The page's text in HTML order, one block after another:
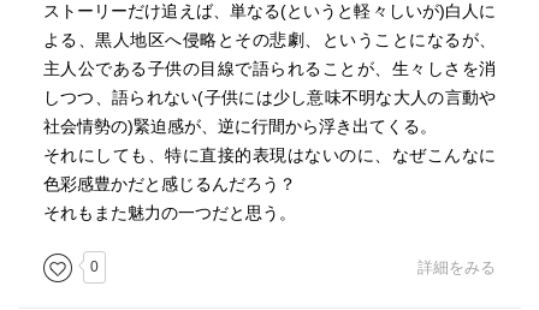
た。足の親指の上を小さな黒アリたちが這っていた。アリ
は自分たちが何をしていて、どこへ行こうとしているかよ
く知っているようだった。自分たちがただのアリだとは知
らずに。
（ｐ２２５）
この事件後、マティルダは半ば無意識に洪水の川に流され
て、流木に掴まる。その流木を「大いなる遺産」でピップ
を助けたミスター・ジャガーズと呼ぶ。村人のボートに救
ミスター・ジャガーズは悲しげに、しかし理解しているよ
ストーリーだけ追えば、単なる(というと軽々しいが)白人に
よる、黒人地区へ侵略とその悲劇、ということになるが、
主人公である子供の目線で語られることが、生々しさを消
しつつ、語られない(子供には少し意味不明な大人の言動や
社会情勢の)緊迫感が、逆に行間から浮き出てくる。
それにしても、特に直接的表現はないのに、なぜこんなに
色彩感豊かだと感じるんだろう？
それもまた魅力の一つだと思う。
0 詳細をみる